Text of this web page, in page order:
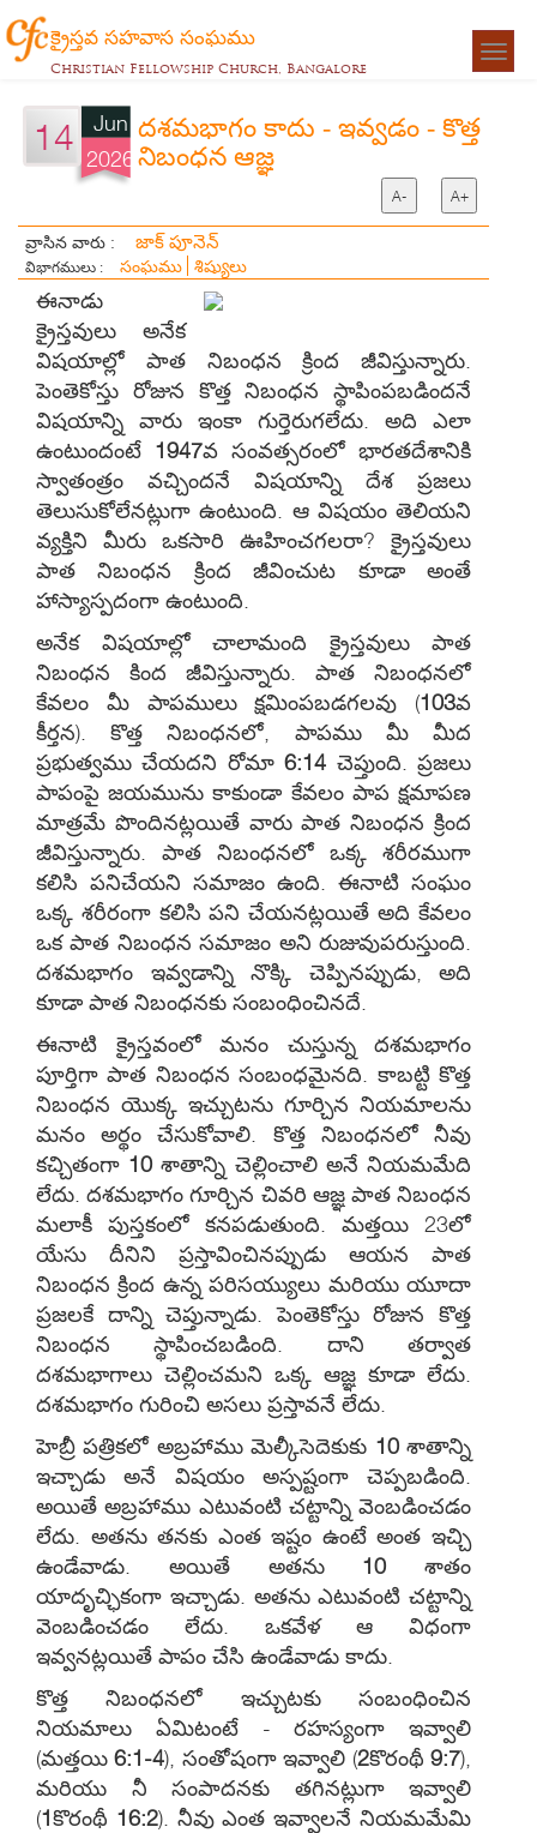
క్రైస్తవ సహవాస సంఘము
Christian Fellowship Church, Bangalore
14
Jun
2026
దశమభాగం కాదు - ఇవ్వడం - కొత్త
నిబంధన ఆజ్ఞ
A- A+
వ్రాసిన వారు : జాక్ పూనెన్
విభాగములు : సంఘము శిష్యులు
ఈనాడు
క్రైస్తవులు అనేక
విషయాల్లో పాత నిబంధన క్రింద జీవిస్తున్నారు.
పెంతెకోస్తు రోజున కొత్త నిబంధన స్థాపింపబడిందనే
విషయాన్ని వారు ఇంకా గుర్తెరుగలేదు. అది ఎలా
ఉంటుందంటే 1947వ సంవత్సరంలో భారతదేశానికి
స్వాతంత్రం వచ్చిందనే విషయాన్ని దేశ ప్రజలు
తెలుసుకోలేనట్లుగా ఉంటుంది. ఆ విషయం తెలియని
వ్యక్తిని మీరు ఒకసారి ఊహించగలరా? క్రైస్తవులు
పాత నిబంధన క్రింద జీవించుట కూడా అంతే
హాస్యాస్పదంగా ఉంటుంది.
అనేక విషయాల్లో చాలామంది క్రైస్తవులు పాత
నిబంధన కింద జీవిస్తున్నారు. పాత నిబంధనలో
కేవలం మీ పాపములు క్షమింపబడగలవు (103వ
కీర్తన). కొత్త నిబంధనలో, పాపము మీ మీద
ప్రభుత్వము చేయదని రోమా6:14 చెప్తుంది. ప్రజలు
పాపంపై జయమును కాకుండా కేవలం పాప క్షమాపణ
మాత్రమే పొందినట్లయితే వారు పాత నిబంధన క్రింద
జీవిస్తున్నారు. పాత నిబంధనలో ఒక్క శరీరముగా
కలిసి పనిచేయని సమాజం ఉంది. ఈనాటి సంఘం
ఒక్క శరీరంగా కలిసి పని చేయనట్లయితే అది కేవలం
ఒక పాత నిబంధన సమాజం అని రుజువుపరుస్తుంది.
దశమభాగం ఇవ్వడాన్ని నొక్కి చెప్పినప్పుడు, అది
కూడా పాత నిబంధనకు సంబంధించినదే.
ఈనాటి క్రైస్తవంలో మనం చుస్తున్న దశమభాగం
పూర్తిగా పాత నిబంధన సంబంధమైనది. కాబట్టి కొత్త
నిబంధన యొక్క ఇచ్చుటను గూర్చిన నియమాలను
మనం అర్థం చేసుకోవాలి. కొత్త నిబంధనలో నీవు
కచ్చితంగా 10 శాతాన్ని చెల్లించాలి అనే నియమమేది
లేదు. దశమభాగం గూర్చిన చివరి ఆజ్ఞ పాత నిబంధన
మలాకీ పుస్తకంలో కనపడుతుంది. మత్తయి 23లో
యేసు దీనిని ప్రస్తావించినప్పుడు ఆయన పాత
నిబంధన క్రింద ఉన్న పరిసయ్యులు మరియు యూదా
ప్రజలకే దాన్ని చెప్తున్నాడు. పెంతెకోస్తు రోజున కొత్త
నిబంధన స్థాపించబడింది. దాని తర్వాత
దశమభాగాలు చెల్లించమని ఒక్క ఆజ్ఞ కూడా లేదు.
దశమభాగం గురించి అసలు ప్రస్తావనే లేదు.
హెబ్రీ పత్రికలో అబ్రహాము మెల్కీసెదెకుకు 10శాతాన్ని
ఇచ్చాడు అనే విషయం అస్పష్టంగా చెప్పబడింది.
అయితే అబ్రహాము ఎటువంటి చట్టాన్ని వెంబడించడం
లేదు. అతను తనకు ఎంత ఇష్టం ఉంటే అంత ఇచ్చి
ఉండేవాడు. అయితే అతను 10 శాతం
యాదృచ్ఛికంగా ఇచ్చాడు. అతను ఎటువంటి చట్టాన్ని
వెంబడించడం లేదు. ఒకవేళ ఆ విధంగా
ఇవ్వనట్లయితే పాపం చేసి ఉండేవాడు కాదు.
కొత్త నిబంధనలో ఇచ్చుటకు సంబంధించిన
నియమాలు ఏమిటంటే - రహస్యంగా ఇవ్వాలి
(మత్తయి6:1-4), సంతోషంగా ఇవ్వాలి (2కొరంథీ9:7),
మరియు నీ సంపాదనకు తగినట్లుగా ఇవ్వాలి
(1కొరంథీ 16:2). నీవు ఎంత ఇవ్వాలనే నియమమేమి